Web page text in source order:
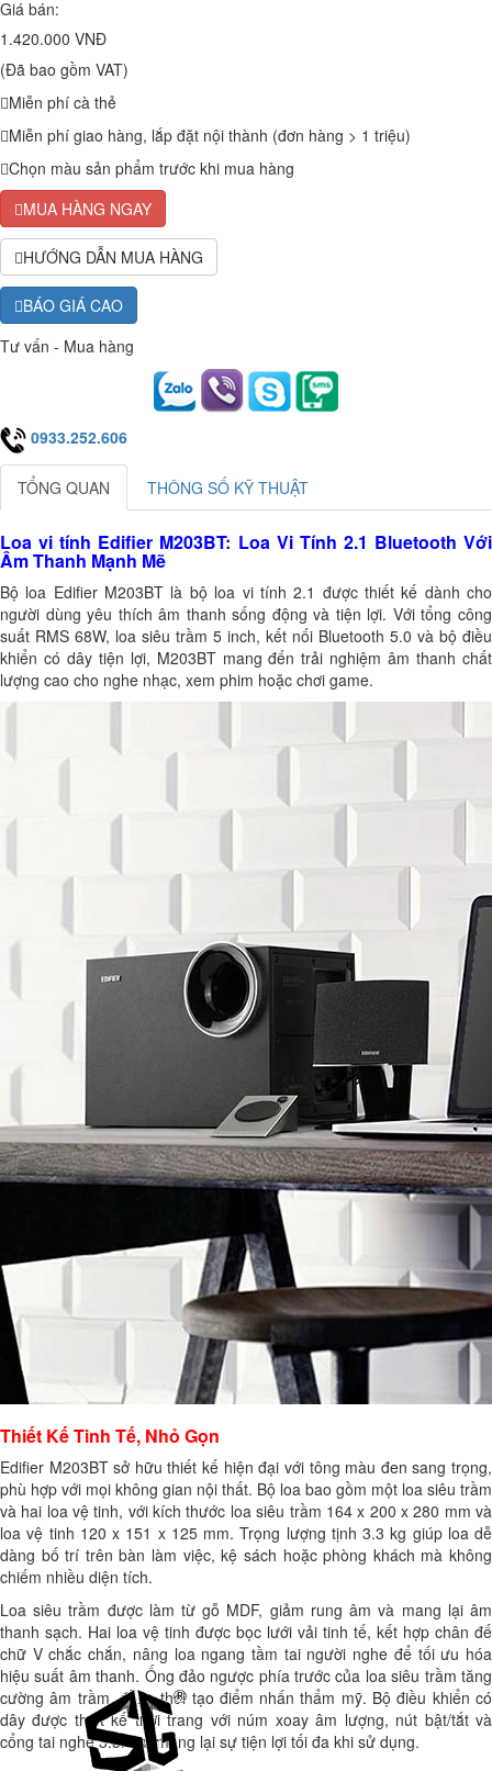
Giá bán:
1.420.000 VNĐ
(Đã bao gồm VAT)
Miễn phí cà thẻ
Miễn phí giao hàng, lắp đặt nội thành (đơn hàng > 1 triệu)
Chọn màu sản phẩm trước khi mua hàng
MUA HÀNG NGAY
HƯỚNG DẪN MUA HÀNG
BÁO GIÁ CAO
Tư vấn - Mua hàng
0933.252.606
TỔNG QUAN THÔNG SỐ KỸ THUẬT
Loa vi tính Edifier M203BT: Loa Vi Tính 2.1 Bluetooth Với
Âm Thanh Mạnh Mẽ
Bộ loa Edifier M203BT là bộ loa vi tính 2.1 được thiết kế dành cho
người dùng yêu thích âm thanh sống động và tiện lợi. Với tổng công
suất RMS 68W, loa siêu trầm 5 inch, kết nối Bluetooth 5.0 và bộ điều
khiển có dây tiện lợi, M203BT mang đến trải nghiệm âm thanh chất
lượng cao cho nghe nhạc, xem phim hoặc chơi game.
Thiết Kế Tinh Tế, Nhỏ Gọn
Edifier M203BT sở hữu thiết kế hiện đại với tông màu đen sang trọng,
phù hợp với mọi không gian nội thất. Bộ loa bao gồm một loa siêu trầm
và hai loa vệ tinh, với kích thước loa siêu trầm 164 x 200 x 280 mm và
loa vệ tinh 120 x 151 x 125 mm. Trọng lượng tịnh 3.3 kg giúp loa dễ
dàng bố trí trên bàn làm việc, kệ sách hoặc phòng khách mà không
chiếm nhiều diện tích.
Loa siêu trầm được làm từ gỗ MDF, giảm rung âm và mang lại âm
thanh sạch. Hai loa vệ tinh được bọc lưới vải tinh tế, kết hợp chân đế
chữ V chắc chắn, nâng loa ngang tầm tai người nghe để tối ưu hóa
hiệu suất âm thanh. Ống đảo ngược phía trước của loa siêu trầm tăng
cường âm trầm, đồng thời tạo điểm nhấn thẩm mỹ. Bộ điều khiển có
dây được thiết kế thời trang với núm xoay âm lượng, nút bật/tắt và
cổng tai nghe 3.5mm, mang lại sự tiện lợi tối đa khi sử dụng.